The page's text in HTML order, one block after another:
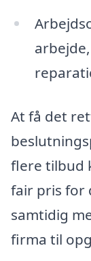
At få det
flere tilbud
fair pris for
samtidig
firma til